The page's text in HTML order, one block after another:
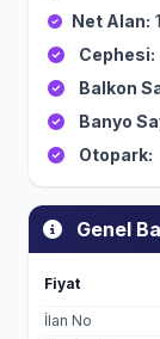
Genel
Fiyat
İlan No
Net Alan:
Cephesi:
Balkon
Banyo
Otopark: